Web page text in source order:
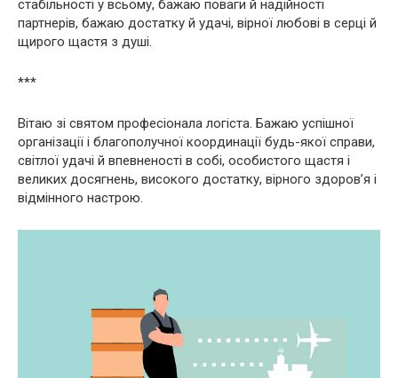
стабільності у всьому, бажаю поваги й надійності
партнерів, бажаю достатку й удачі, вірної любові в серці й
щирого щастя з душі.
***
Вітаю зі святом професіонала логіста. Бажаю успішної
організації і благополучної координації будь-якої справи,
світлої удачі й впевненості в собі, особистого щастя і
великих досягнень, високого достатку, вірного здоров’я і
відмінного настрою.